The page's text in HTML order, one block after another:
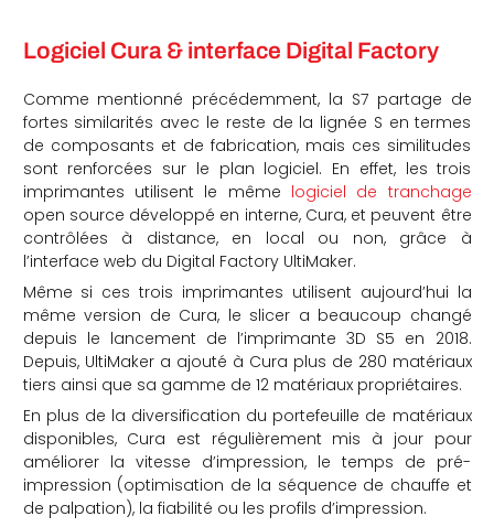
Logiciel Cura & interface Digital Factory
Comme mentionné précédemment, la S7 partage de
fortes similarités avec le reste de la lignée S en termes
de composants et de fabrication, mais ces similitudes
sont renforcées sur le plan logiciel. En effet, les trois
imprimantes utilisent le même logiciel de tranchage
open source développé en interne, Cura, et peuvent être
contrôlées à distance, en local ou non, grâce à
l’interface web du Digital Factory UltiMaker.
Même si ces trois imprimantes utilisent aujourd’hui la
même version de Cura, le slicer a beaucoup changé
depuis le lancement de l’imprimante 3D S5 en 2018.
Depuis, UltiMaker a ajouté à Cura plus de 280 matériaux
tiers ainsi que sa gamme de 12 matériaux propriétaires.
En plus de la diversification du portefeuille de matériaux
disponibles, Cura est régulièrement mis à jour pour
améliorer la vitesse d’impression, le temps de pré-
impression (optimisation de la séquence de chauffe et
de palpation), la fiabilité ou les profils d’impression.